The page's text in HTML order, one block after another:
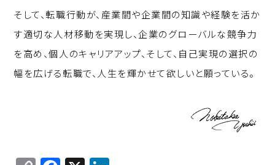
そして、転職行動が、産業間や企業間の知識や経験を活か
す適切な人材移動を実現し、企業のグローバルな競争力
を高め、個人のキャリアアップ、そして、自己実現の選択の
幅を広げる転職で、人生を輝かせて欲しいと願っている。